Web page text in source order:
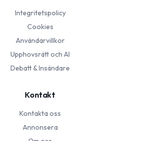
Integritetspolicy
Cookies
Användarvillkor
Upphovsrätt och AI
Debatt & Insändare
Kontakt
Kontakta oss
Annonsera